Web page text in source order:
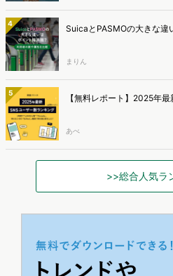
4 SuicaとPASMOの大きな違
まりん
5 【無料レポート】2025年
あべ
>>総合人気ラ